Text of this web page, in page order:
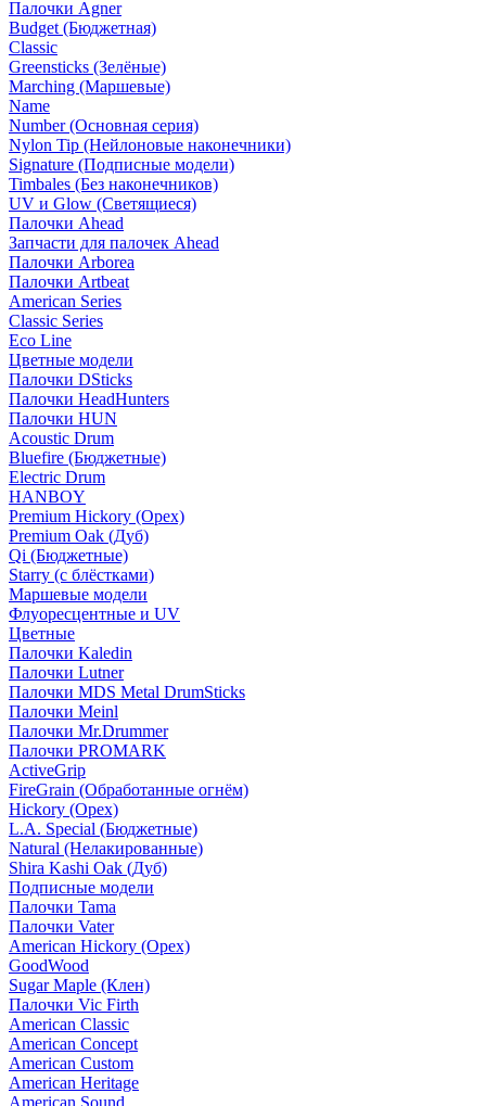
Палочки Agner
Budget (Бюджетная)
Classic
Greensticks (Зелёные)
Marching (Маршевые)
Name
Number (Основная серия)
Nylon Tip (Нейлоновые наконечники)
Signature (Подписные модели)
Timbales (Без наконечников)
UV и Glow (Светящиеся)
Палочки Ahead
Запчасти для палочек Ahead
Палочки Arborea
Палочки Artbeat
American Series
Classic Series
Eco Line
Цветные модели
Палочки DSticks
Палочки HeadHunters
Палочки HUN
Acoustic Drum
Bluefire (Бюджетные)
Electric Drum
HANBOY
Premium Hickory (Орех)
Premium Oak (Дуб)
Qi (Бюджетные)
Starry (с блёстками)
Маршевые модели
Флуоресцентные и UV
Цветные
Палочки Kaledin
Палочки Lutner
Палочки MDS Metal DrumSticks
Палочки Meinl
Палочки Mr.Drummer
Палочки PROMARK
ActiveGrip
FireGrain (Обработанные огнём)
Hickory (Орех)
L.A. Special (Бюджетные)
Natural (Нелакированные)
Shira Kashi Oak (Дуб)
Подписные модели
Палочки Tama
Палочки Vater
American Hickory (Орех)
GoodWood
Sugar Maple (Клен)
Палочки Vic Firth
American Classic
American Concept
American Custom
American Heritage
American Sound